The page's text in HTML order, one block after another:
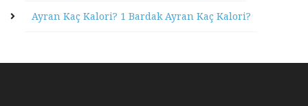
Ayran Kaç Kalori? 1 Bardak Ayran Kaç Kalori?